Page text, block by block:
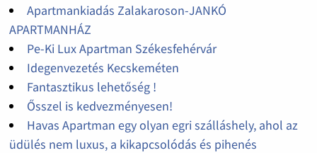
Apartmankiadás Zalakaroson-JANKÓ
APARTMANHÁZ
Pe-Ki Lux Apartman Székesfehérvár
Idegenvezetés Kecskeméten
Fantasztikus lehetőség !
Ősszel is kedvezményesen!
Havas Apartman egy olyan egri szálláshely, ahol az
üdülés nem luxus, a kikapcsolódás és pihenés